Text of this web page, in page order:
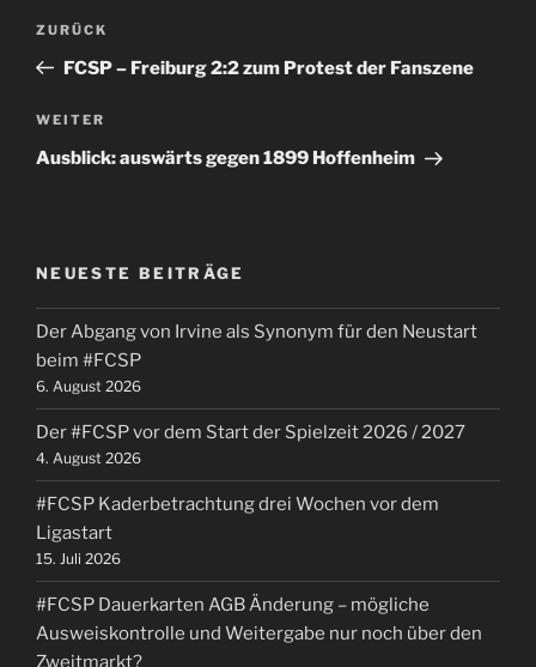
Beitragsnavigation
Vorheriger
Beitrag
ZURÜCK
FCSP – Freiburg 2:2 zum Protest der Fanszene
Nächster
Beitrag
WEITER
Ausblick: auswärts gegen 1899 Hoffenheim
NEUESTE BEITRÄGE
Der Abgang von Irvine als Synonym für den Neustart
beim #FCSP
6. August 2026
Der #FCSP vor dem Start der Spielzeit 2026 / 2027
4. August 2026
#FCSP Kaderbetrachtung drei Wochen vor dem
Ligastart
15. Juli 2026
#FCSP Dauerkarten AGB Änderung – mögliche
Ausweiskontrolle und Weitergabe nur noch über den
Zweitmarkt?